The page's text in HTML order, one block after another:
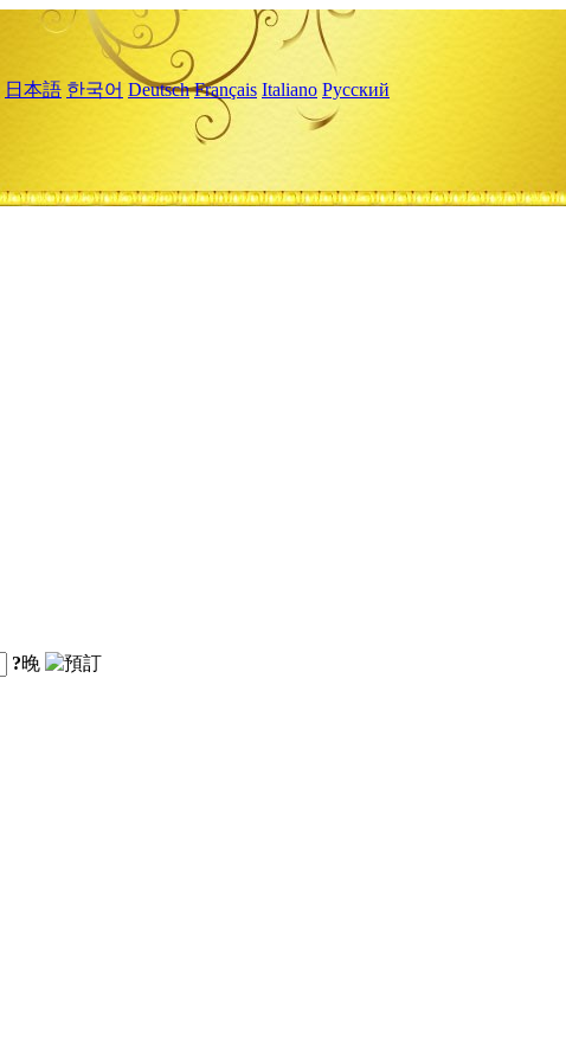
日本語 한국어 Deutsch Français Italiano Русский
?晚